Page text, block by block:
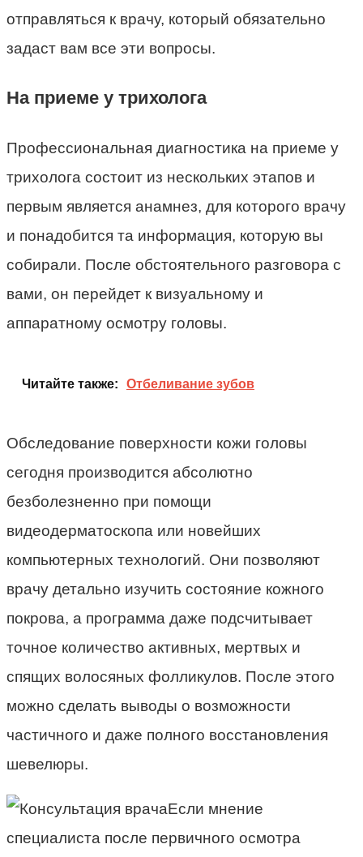
отправляться к врачу, который обязательно
задаст вам все эти вопросы.
На приеме у трихолога
Профессиональная диагностика на приеме у
трихолога состоит из нескольких этапов и
первым является анамнез, для которого врачу
и понадобится та информация, которую вы
собирали. После обстоятельного разговора с
вами, он перейдет к визуальному и
аппаратному осмотру головы.
Читайте также: Отбеливание зубов
Обследование поверхности кожи головы
сегодня производится абсолютно
безболезненно при помощи
видеодерматоскопа или новейших
компьютерных технологий. Они позволяют
врачу детально изучить состояние кожного
покрова, а программа даже подсчитывает
точное количество активных, мертвых и
спящих волосяных фолликулов. После этого
можно сделать выводы о возможности
частичного и даже полного восстановления
шевелюры.
Если мнение
специалиста после первичного осмотра